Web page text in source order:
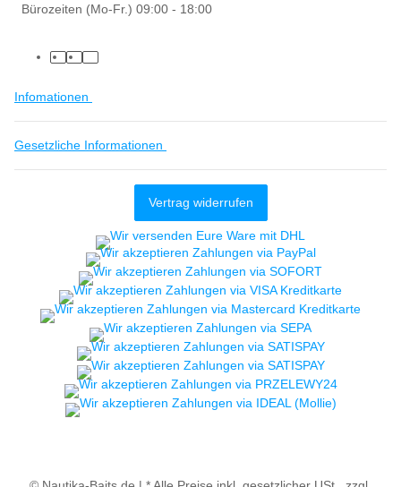
Bürozeiten (Mo-Fr.) 09:00 - 18:00
Infomationen
Gesetzliche Informationen
Vertrag widerrufen